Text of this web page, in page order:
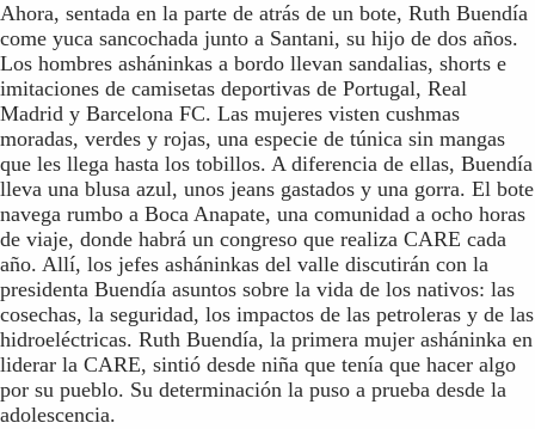
Ahora, sentada en la parte de atrás de un bote, Ruth Buendía
come yuca sancochada junto a Santani, su hijo de dos años.
Los hombres asháninkas a bordo llevan sandalias, shorts e
imitaciones de camisetas deportivas de Portugal, Real
Madrid y Barcelona FC. Las mujeres visten cushmas
moradas, verdes y rojas, una especie de túnica sin mangas
que les llega hasta los tobillos. A diferencia de ellas, Buendía
lleva una blusa azul, unos jeans gastados y una gorra. El bote
navega rumbo a Boca Anapate, una comunidad a ocho horas
de viaje, donde habrá un congreso que realiza CARE cada
año. Allí, los jefes asháninkas del valle discutirán con la
presidenta Buendía asuntos sobre la vida de los nativos: las
cosechas, la seguridad, los impactos de las petroleras y de las
hidroeléctricas. Ruth Buendía, la primera mujer asháninka en
liderar la CARE, sintió desde niña que tenía que hacer algo
por su pueblo. Su determinación la puso a prueba desde la
adolescencia.